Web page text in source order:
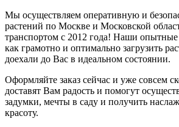
Мы осуществляем оперативную и
растений по Москве и Московской
транспортом с 2012 года! Наши
как грамотно и оптимально загрузить
доехали до Вас в идеальном состоянии.
Оформляйте заказ сейчас и уже совсем
доставят Вам радость и помогут
задумки, мечты в саду и получить
красоту.